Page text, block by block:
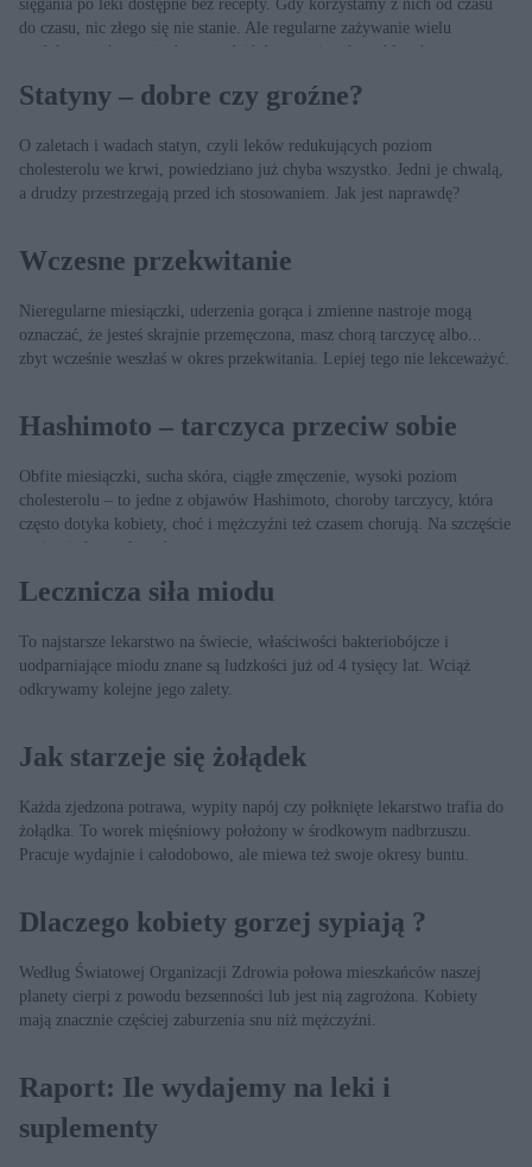
sięgania po leki dostępne bez recepty. Gdy korzystamy z nich od czasu
do czasu, nic złego się nie stanie. Ale regularne zażywanie wielu
medykamentów może doprowadzić do poważnych problemów
naczyniowego.
Statyny – dobre czy groźne?
O zaletach i wadach statyn, czyli leków redukujących poziom
cholesterolu we krwi, powiedziano już chyba wszystko. Jedni je chwalą,
a drudzy przestrzegają przed ich stosowaniem. Jak jest naprawdę?
Wczesne przekwitanie
Nieregularne miesiączki, uderzenia gorąca i zmienne nastroje mogą
oznaczać, że jesteś skrajnie przemęczona, masz chorą tarczycę albo...
zbyt wcześnie weszłaś w okres przekwitania. Lepiej tego nie lekceważyć.
Hashimoto – tarczyca przeciw sobie
Obfite miesiączki, sucha skóra, ciągłe zmęczenie, wysoki poziom
cholesterolu – to jedne z objawów Hashimoto, choroby tarczycy, która
często dotyka kobiety, choć i mężczyźni też czasem chorują. Na szczęście
można ją kontrolować.
Lecznicza siła miodu
To najstarsze lekarstwo na świecie, właściwości bakteriobójcze i
uodparniające miodu znane są ludzkości już od 4 tysięcy lat. Wciąż
odkrywamy kolejne jego zalety.
Jak starzeje się żołądek
Każda zjedzona potrawa, wypity napój czy połknięte lekarstwo trafia do
żołądka. To worek mięśniowy położony w środkowym nadbrzuszu.
Pracuje wydajnie i całodobowo, ale miewa też swoje okresy buntu.
Dlaczego kobiety gorzej sypiają ?
Według Światowej Organizacji Zdrowia połowa mieszkańców naszej
planety cierpi z powodu bezsenności lub jest nią zagrożona. Kobiety
mają znacznie częściej zaburzenia snu niż mężczyźni.
Raport: Ile wydajemy na leki i
suplementy